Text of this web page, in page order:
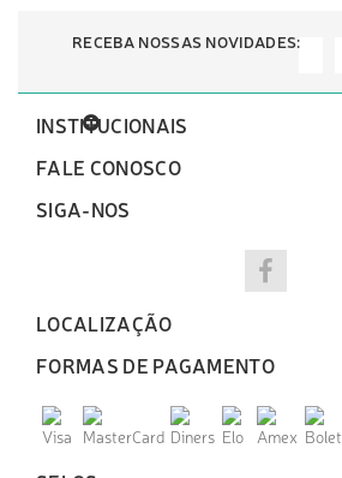
RECEBA NOSSAS NOVIDADES:
INSTITUCIONAIS
FALE CONOSCO
SIGA-NOS
LOCALIZAÇÃO
FORMAS DE PAGAMENTO